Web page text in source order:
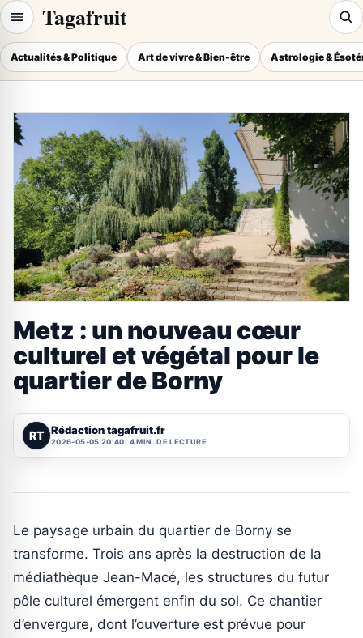
Tagafruit
Actualités & Politique Art de vivre & Bien-être Astrologie &
Metz : un nouveau cœur
culturel et végétal pour le
quartier de Borny
RT Rédaction tagafruit.fr
2026-05-05 20:40 4 MIN. DE LECTURE
Le paysage urbain du quartier de Borny se
transforme. Trois ans après la destruction de la
médiathèque Jean-Macé, les structures du futur
pôle culturel émergent enfin du sol. Ce chantier
d’envergure, dont l’ouverture est prévue pour